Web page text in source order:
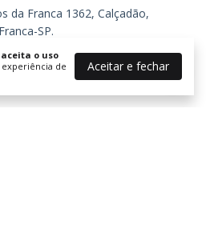
aceita o uso
experiência de
Aceitar e fechar
da Franca 1362, Calçadão,
Franca-SP.ㅤㅤㅤㅤㅤㅤㅤㅤㅤㅤㅤ
- (Sab. 09 as 15)
o nosso Blog!
de pagamento